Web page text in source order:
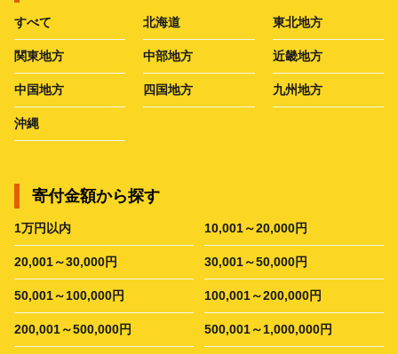
すべて 北海道 東北地方
関東地方 中部地方 近畿地方
中国地方 四国地方 九州地方
沖縄
寄付金額から探す
1万円以内 10,001～20,000円
20,001～30,000円 30,001～50,000円
50,001～100,000円 100,001～200,000円
200,001～500,000円 500,001～1,000,000円